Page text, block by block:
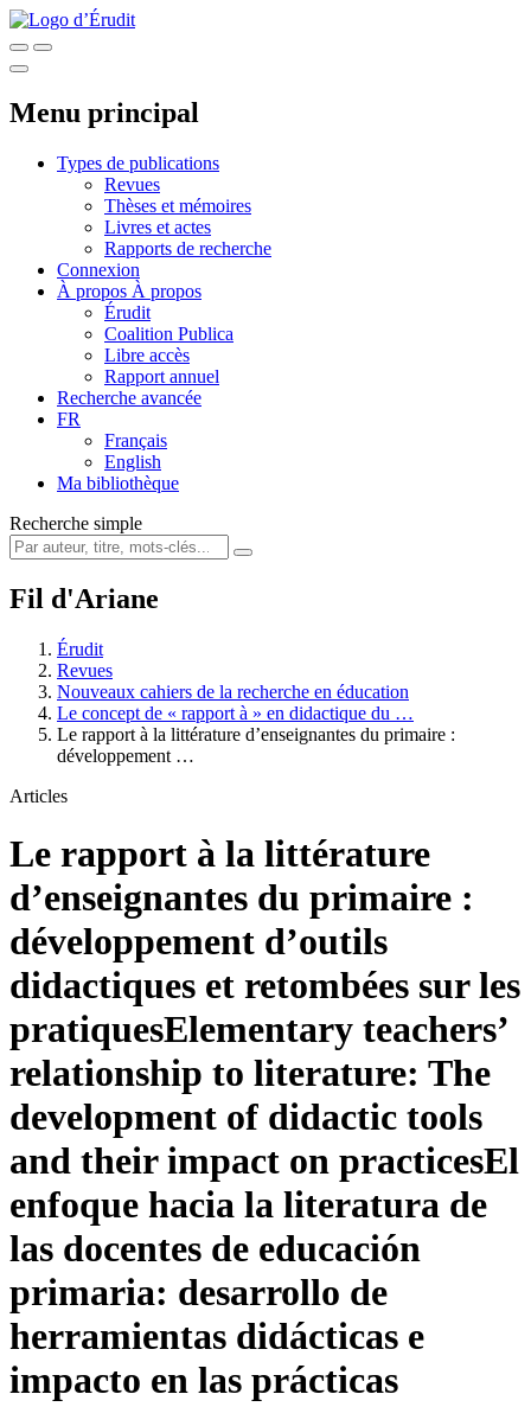
Menu principal
Types de publications
Revues
Thèses et mémoires
Livres et actes
Rapports de recherche
Connexion
À propos À propos
Érudit
Coalition Publica
Libre accès
Rapport annuel
Recherche avancée
FR
Français
English
Ma bibliothèque
Recherche simple
Fil d'Ariane
Érudit
Revues
Nouveaux cahiers de la recherche en éducation
Le concept de « rapport à » en didactique du …
Le rapport à la littérature d’enseignantes du primaire :
développement …
Articles
Le rapport à la littérature
d’enseignantes du primaire :
développement d’outils
didactiques et retombées sur les
pratiquesElementary teachers’
relationship to literature: The
development of didactic tools
and their impact on practicesEl
enfoque hacia la literatura de
las docentes de educación
primaria: desarrollo de
herramientas didácticas e
impacto en las prácticas